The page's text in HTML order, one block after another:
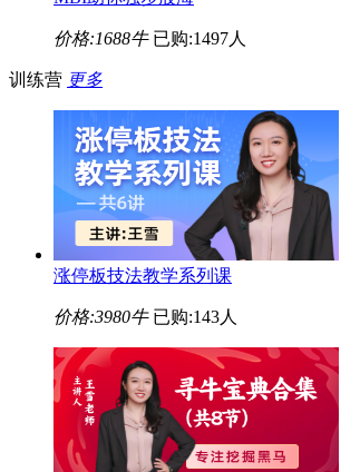
价格:1688牛 已购:1497人
训练营 更多
涨停板技法教学系列课
价格:3980牛 已购:143人